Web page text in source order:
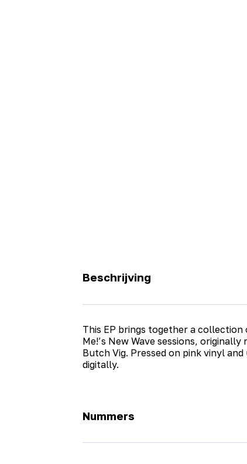
Beschrijving
This EP brings together a collection
Me!’s New Wave sessions,
Butch Vig. Pressed on pink vinyl
digitally.
Nummers